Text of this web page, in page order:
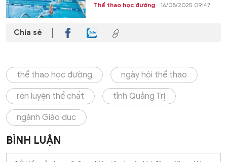
Thể thao học đường 16/08/2025 09:47
Chia sẻ
thể thao học đường ngày hội thể thao
rèn luyện thể chất tỉnh Quảng Trị
ngành Giáo dục
BÌNH LUẬN